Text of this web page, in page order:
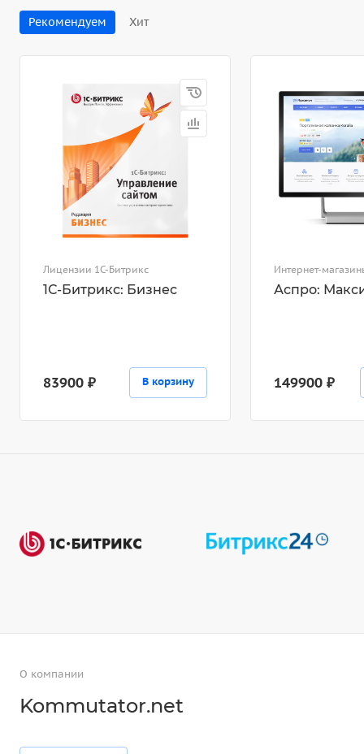
Рекомендуем Хит
Лицензии 1С-Битрикс
1С-Битрикс: Бизнес
83900 ₽ В корзину
Интернет-
Аспро:
149900 ₽
О компании
Kommutator.net